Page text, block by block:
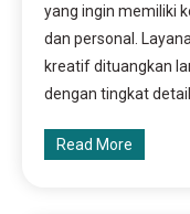
yang ingin memiliki
dan personal.
kreatif dituangkan
dengan tingkat
Read More